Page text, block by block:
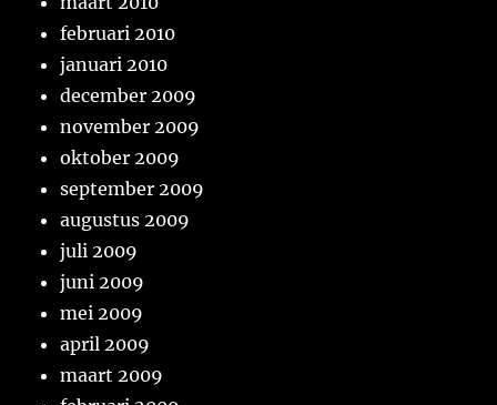
februari 2010
januari 2010
december 2009
november 2009
oktober 2009
september 2009
augustus 2009
juli 2009
juni 2009
mei 2009
april 2009
maart 2009